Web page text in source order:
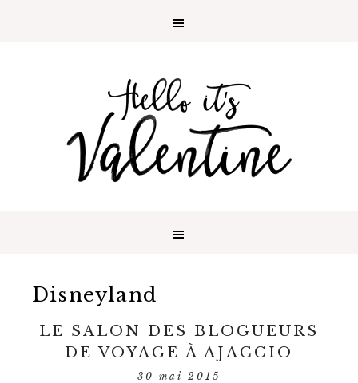
Disneyland
LE SALON DES BLOGUEURS
DE VOYAGE À ‪AJACCIO‬
30 mai 2015